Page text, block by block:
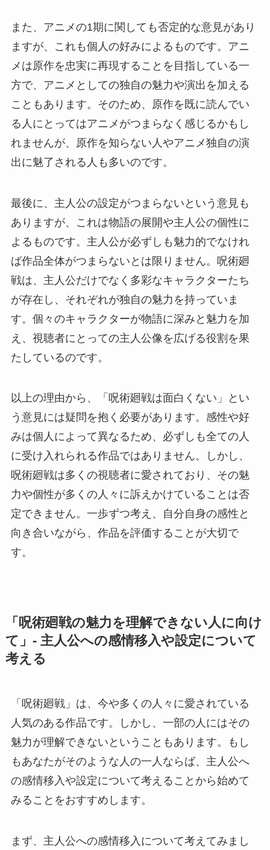
また、アニメの1期に関しても否定的な意見があり
ますが、これも個人の好みによるものです。アニ
メは原作を忠実に再現することを目指している一
方で、アニメとしての独自の魅力や演出を加える
こともあります。そのため、原作を既に読んでい
る人にとってはアニメがつまらなく感じるかもし
れませんが、原作を知らない人やアニメ独自の演
出に魅了される人も多いのです。
最後に、主人公の設定がつまらないという意見も
ありますが、これは物語の展開や主人公の個性に
よるものです。主人公が必ずしも魅力的でなけれ
ば作品全体がつまらないとは限りません。呪術廻
戦は、主人公だけでなく多彩なキャラクターたち
が存在し、それぞれが独自の魅力を持っていま
す。個々のキャラクターが物語に深みと魅力を加
え、視聴者にとっての主人公像を広げる役割を果
たしているのです。
以上の理由から、「呪術廻戦は面白くない」とい
う意見には疑問を抱く必要があります。感性や好
みは個人によって異なるため、必ずしも全ての人
に受け入れられる作品ではありません。しかし、
呪術廻戦は多くの視聴者に愛されており、その魅
力や個性が多くの人々に訴えかけていることは否
定できません。一歩ずつ考え、自分自身の感性と
向き合いながら、作品を評価することが大切で
す。
「呪術廻戦の魅力を理解できない人に向け
て」- 主人公への感情移入や設定について
考える
「呪術廻戦」は、今や多くの人々に愛されている
人気のある作品です。しかし、一部の人にはその
魅力が理解できないということもあります。もし
もあなたがそのような人の一人ならば、主人公へ
の感情移入や設定について考えることから始めて
みることをおすすめします。
まず、主人公への感情移入について考えてみまし